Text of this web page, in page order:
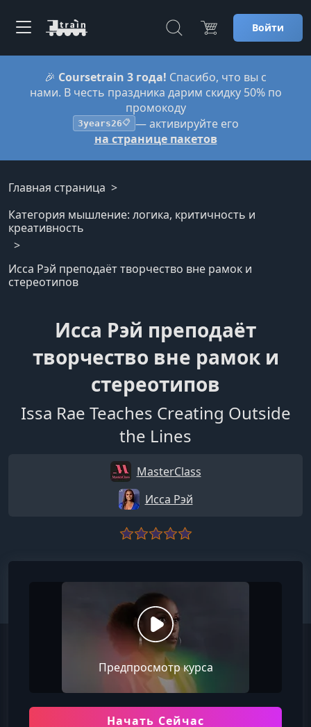
Войти
🎉 Coursetrain 3 года! Спасибо, что вы с
нами. В честь праздника дарим скидку 50% по
промокоду
3years26📋 — активируйте его
на странице пакетов
Главная страница
Категория мышление: логика, критичность и
креативность
Исса Рэй преподаёт творчество вне рамок и
стереотипов
Исса Рэй преподаёт
творчество вне рамок и
стереотипов
Issa Rae Teaches Creating Outside
the Lines
MasterClass
Исса Рэй
Предпросмотр курса
Начать Сейчас